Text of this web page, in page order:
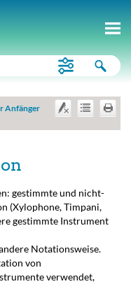
Anfänger
gestimmte und nicht-
(Xylophone, Timpani,
gestimmte Instrument
Notationsweise.
von
verwendet,